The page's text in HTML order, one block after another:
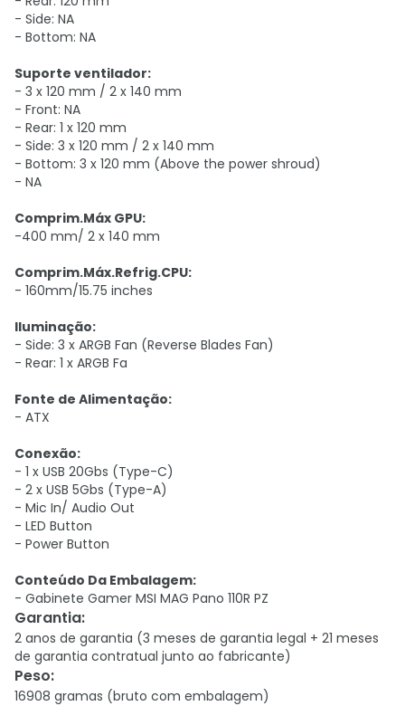
- Side: NA
- Bottom: NA
Suporte ventilador:
- 3 x 120 mm / 2 x 140 mm
- Front: NA
- Rear: 1 x 120 mm
- Side: 3 x 120 mm / 2 x 140 mm
- Bottom: 3 x 120 mm (Above the power shroud)
- NA
Comprim.Máx GPU:
-400 mm/ 2 x 140 mm
Comprim.Máx.Refrig.CPU:
- 160mm/15.75 inches
Iluminação:
- Side: 3 x ARGB Fan (Reverse Blades Fan)
- Rear: 1 x ARGB Fa
Fonte de Alimentação:
- ATX
Conexão:
- 1 x USB 20Gbs (Type-C)
- 2 x USB 5Gbs (Type-A)
- Mic In/ Audio Out
- LED Button
- Power Button
Conteúdo Da Embalagem:
- Gabinete Gamer MSI MAG Pano 110R PZ
Garantia:
2 anos de garantia (3 meses de garantia legal + 21 meses
de garantia contratual junto ao fabricante)
Peso:
16908 gramas (bruto com embalagem)